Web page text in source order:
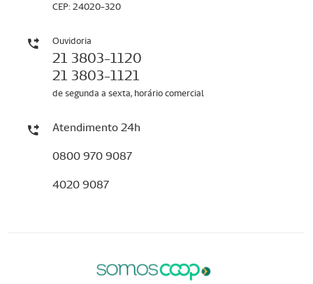
CEP: 24020-320
Ouvidoria
21 3803-1120
21 3803-1121
de segunda a sexta, horário comercial
Atendimento 24h
0800 970 9087
4020 9087